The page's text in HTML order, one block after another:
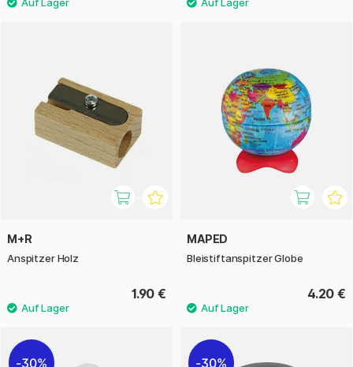
M+R
Anspitzer Holz
1.90 €
MAPED
Bleistiftanspitzer Globe
4.20 €
30% 30%